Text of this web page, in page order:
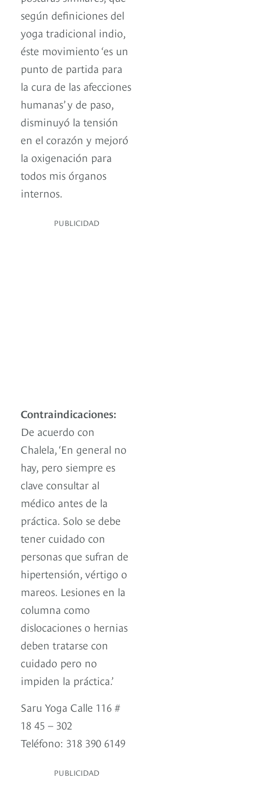
según definiciones del
yoga tradicional indio,
éste movimiento ‘es un
punto de partida para
la cura de las afecciones
humanas’ y de paso,
disminuyó la tensión
en el corazón y mejoró
la oxigenación para
todos mis órganos
internos.
PUBLICIDAD
Contraindicaciones:
De acuerdo con
Chalela, ‘En general no
hay, pero siempre es
clave consultar al
médico antes de la
práctica. Solo se debe
tener cuidado con
personas que sufran de
hipertensión, vértigo o
mareos. Lesiones en la
columna como
dislocaciones o hernias
deben tratarse con
cuidado pero no
impiden la práctica.’
Saru Yoga Calle 116 #
18 45 – 302
Teléfono: 318 390 6149
PUBLICIDAD